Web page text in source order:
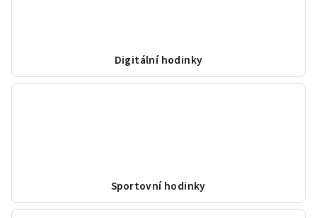
Digitální hodinky
Sportovní hodinky